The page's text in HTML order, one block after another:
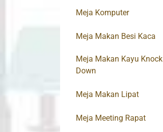
Meja Komputer
Meja Makan Besi Kaca
Meja Makan Kayu Knock
Down
Meja Makan Lipat
Meja Meeting Rapat